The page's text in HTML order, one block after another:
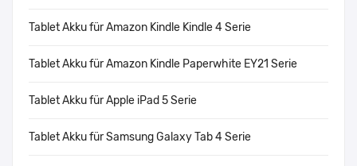
Tablet Akku für Amazon Kindle Kindle 4 Serie
Tablet Akku für Amazon Kindle Paperwhite EY21 Serie
Tablet Akku für Apple iPad 5 Serie
Tablet Akku für Samsung Galaxy Tab 4 Serie